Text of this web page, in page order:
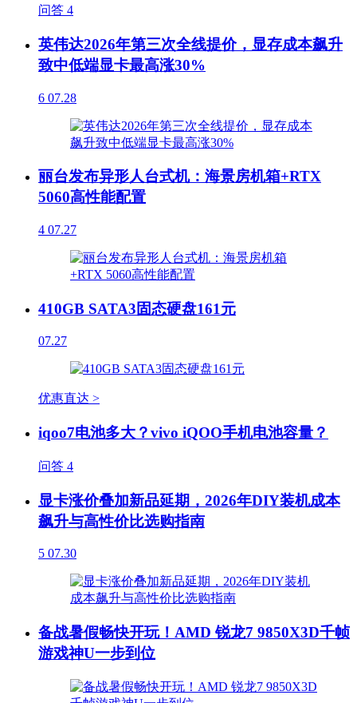
问答 4
英伟达2026年第三次全线提价，显存成本飙升
致中低端显卡最高涨30%
6 07.28
丽台发布异形人台式机：海景房机箱+RTX
5060高性能配置
4 07.27
410GB SATA3固态硬盘161元
07.27
优惠直达 >
iqoo7电池多大？vivo iQOO手机电池容量？
问答 4
显卡涨价叠加新品延期，2026年DIY装机成本
飙升与高性价比选购指南
5 07.30
备战暑假畅快开玩！AMD 锐龙7 9850X3D千帧
游戏神U一步到位